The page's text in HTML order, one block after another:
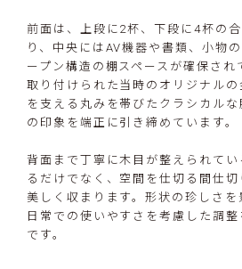
前面は、上段に2杯、下段に4杯の
り、中央にはAV機器や書類、小物
ープン構造の棚スペースが確保され
取り付けられた当時のオリジナル
を支える丸みを帯びたクラシカル
の印象を端正に引き締めています。
背面まで丁寧に木目が整えられて
るだけでなく、空間を仕切る間仕
美しく収まります。形状の珍しさを
日常での使いやすさを考慮した調
です。